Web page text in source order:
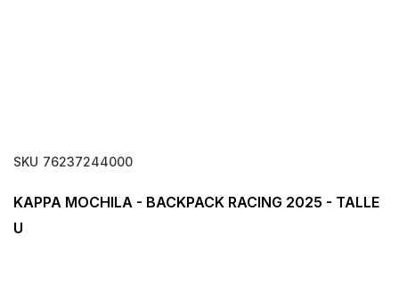
SKU 76237244000
KAPPA MOCHILA - BACKPACK RACING 2025 - TALLE
U